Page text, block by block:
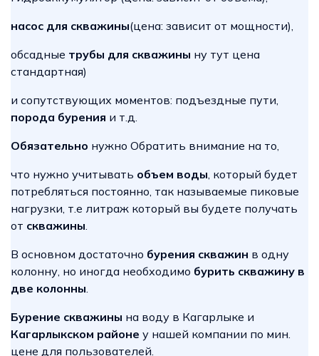
насос для скважины(цена: зависит от мощности),
обсадные трубы для скважины ну тут цена
стандартная)
и сопутствующих моментов: подъездные пути,
порода бурения и т.д.
Обязательно нужно Обратить внимание на то,
что нужно учитывать объем воды, который будет
потребляться постоянно, так называемые пиковые
нагрузки, т.е литраж который вы будете получать
от скважины.
В основном достаточно бурения скважин в одну
колонну, но иногда необходимо бурить скважину в
две колонны.
Бурение скважины на воду в Кагарлыке и
Кагарлыкском районе у нашей компании по мин.
цене для пользователей.